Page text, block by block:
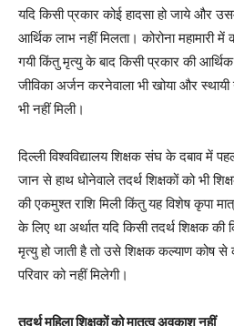
यदि किसी प्रकार कोई हादसा हो जाये और
आर्थिक लाभ नहीं मिलता। कोरोना महामारी में
गयी किंतु मृत्यु के बाद किसी प्रकार की
जीविका अर्जन करनेवाला भी खोया और स्थायी
भी नहीं मिली।
दिल्ली विश्वविद्यालय शिक्षक संघ के दबाव में
जान से हाथ धोनेवाले तदर्थ शिक्षकों को भी
की एकमुश्त राशि मिली किंतु यह विशेष कृपा
के लिए था अर्थात यदि किसी तदर्थ शिक्षक की
मृत्यु हो जाती है तो उसे शिक्षक कल्याण कोष
परिवार को नहीं मिलेगी।
तदर्थ महिला शिक्षकों को मातृत्व अवकाश नहीं